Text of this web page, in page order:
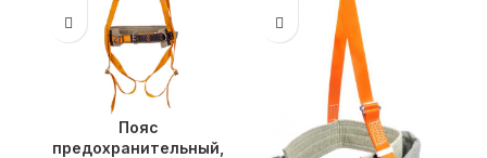
Пояс
предохранительный,